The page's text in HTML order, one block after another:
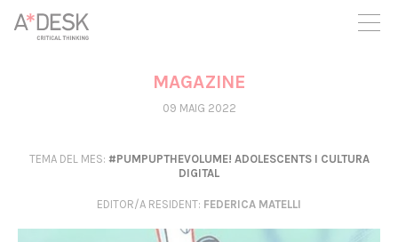
seguim necessitant-te per a poder seguir endavant. Ara pots
participar del projecte i recolzar-lo.
MAGAZINE
09 MAIG 2022
TEMA DEL MES: #PUMPUPTHEVOLUME! ADOLESCENTS I CULTURA
DIGITAL
EDITOR/A RESIDENT: FEDERICA MATELLI